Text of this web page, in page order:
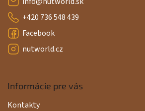
+420 736 548 439
Facebook
nutworld.cz
Informácie pre vás
Kontakty